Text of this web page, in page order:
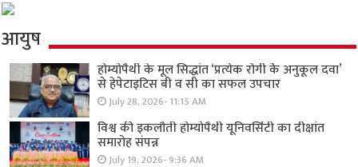
आयुष
होम्योपैथी के मूल सिद्धांत ‘प्रत्येक रोगी केे अनुकूल दवा’
से हेपेटाइटिस बी व सी का सफल उपचार
July 28, 2026- 11:15 AM
विश्व की इकलौती होम्योपैथी यूनिवर्सिटी का दीक्षांत
समारोह संपन्न
July 19, 2026- 9:36 AM